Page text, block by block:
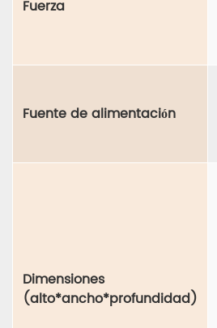
Fuerza
Fuente de alimentación
Dimensiones
(alto*ancho*profundidad)